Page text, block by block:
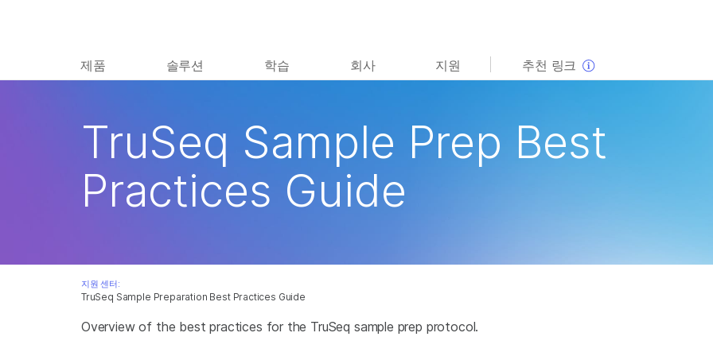
제품 솔루션 학습 회사 지원 추천 링크
TruSeq Sample Preparation Best Practices Guide
TruSeq Sample Prep Best
Practices Guide
지원 센터:
Overview of the best practices for the TruSeq sample prep protocol.
보다 관련성이 높은 콘텐츠를 확인하실 수 있습니다. 주요
관심 분야를 선택해 주세요:
미생물학 연구
농업유전체학 연구
복합 질환 연구
유전 및 희귀 질환 연구